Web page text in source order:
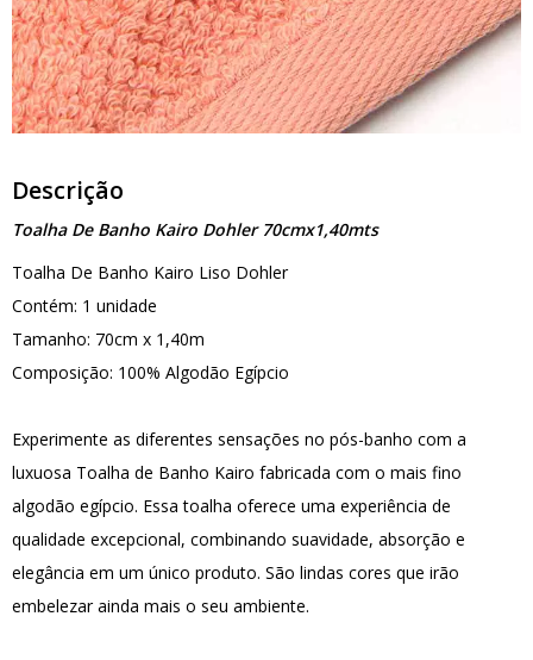
Descrição
Toalha De Banho Kairo Dohler 70cmx1,40mts
Toalha De Banho Kairo Liso Dohler
Contém: 1 unidade
Tamanho: 70cm x 1,40m
Composição: 100% Algodão Egípcio
Experimente as diferentes sensações no pós-banho com a
luxuosa Toalha de Banho Kairo fabricada com o mais fino
algodão egípcio. Essa toalha oferece uma experiência de
qualidade excepcional, combinando suavidade, absorção e
elegância em um único produto. São lindas cores que irão
embelezar ainda mais o seu ambiente.